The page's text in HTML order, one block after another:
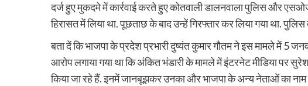
दर्ज हुए मुकदमे में कार्रवाई करते हुए कोतवाली डालनवाला पुलिस और
हिरासत में लिया था. पूछताछ के बाद उन्हें गिरफ्तार कर लिया गया था.
बता दें कि भाजपा के प्रदेश प्रभारी दुष्यंत कुमार गौतम ने इस मामले में 5
आरोप लगाया गया था कि अंकित भंडारी के मामले में इंटरनेट मीडिया पर
किया जा रहे हैं. इनमें जानबूझकर उनका और भाजपा के अन्य नेताओं का